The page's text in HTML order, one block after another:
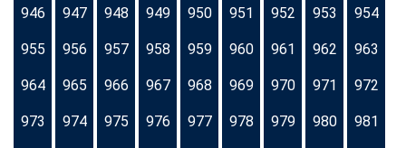
946 947 948 949 950 951 952 953 954
955 956 957 958 959 960 961 962 963
964 965 966 967 968 969 970 971 972
973 974 975 976 977 978 979 980 981